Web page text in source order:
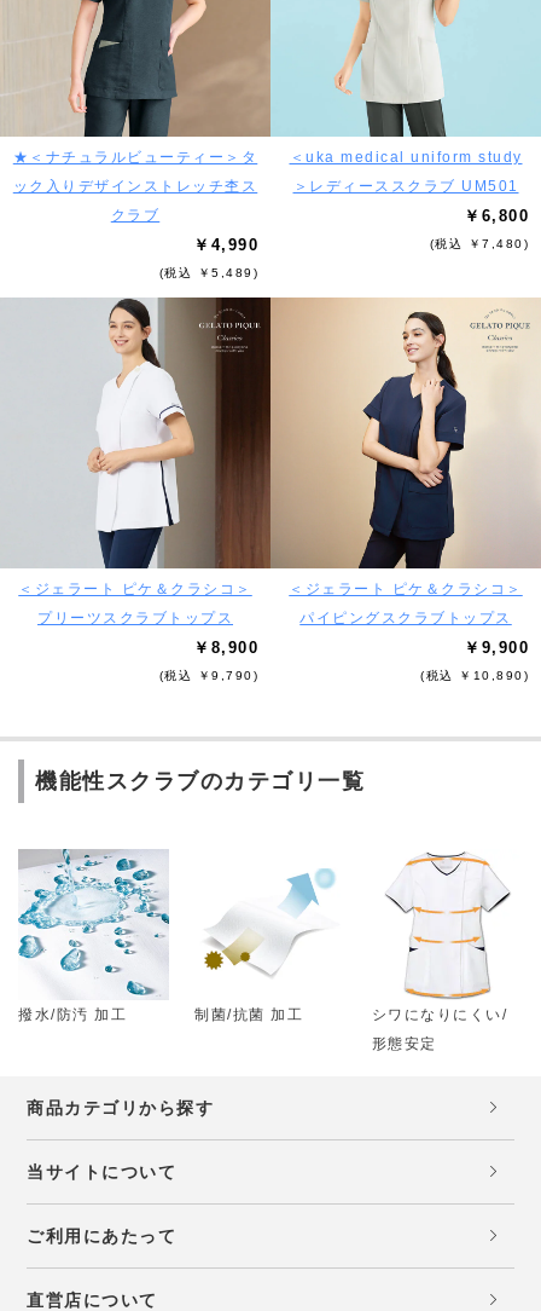
★＜ナチュラルビューティー＞タ
ック入りデザインストレッチ杢ス
クラブ
￥4,990
(税込 ￥5,489)
＜uka medical uniform study
＞レディーススクラブ UM501
￥6,800
(税込 ￥7,480)
＜ジェラート ピケ＆クラシコ＞
プリーツスクラブトップス
￥8,900
(税込 ￥9,790)
＜ジェラート ピケ＆クラシコ＞
パイピングスクラブトップス
￥9,900
(税込 ￥10,890)
機能性スクラブのカテゴリ一覧
撥水/防汚 加工 制菌/抗菌 加工
シワになりにくい/
形態安定
商品カテゴリから探す
当サイトについて
ご利用にあたって
直営店について